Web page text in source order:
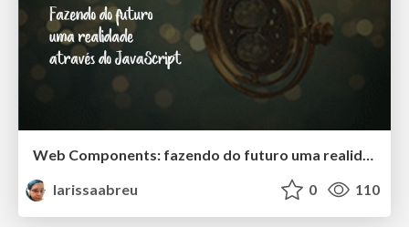
Web Components: fazendo do futuro uma realidade através do JS
larissaabreu
0 110